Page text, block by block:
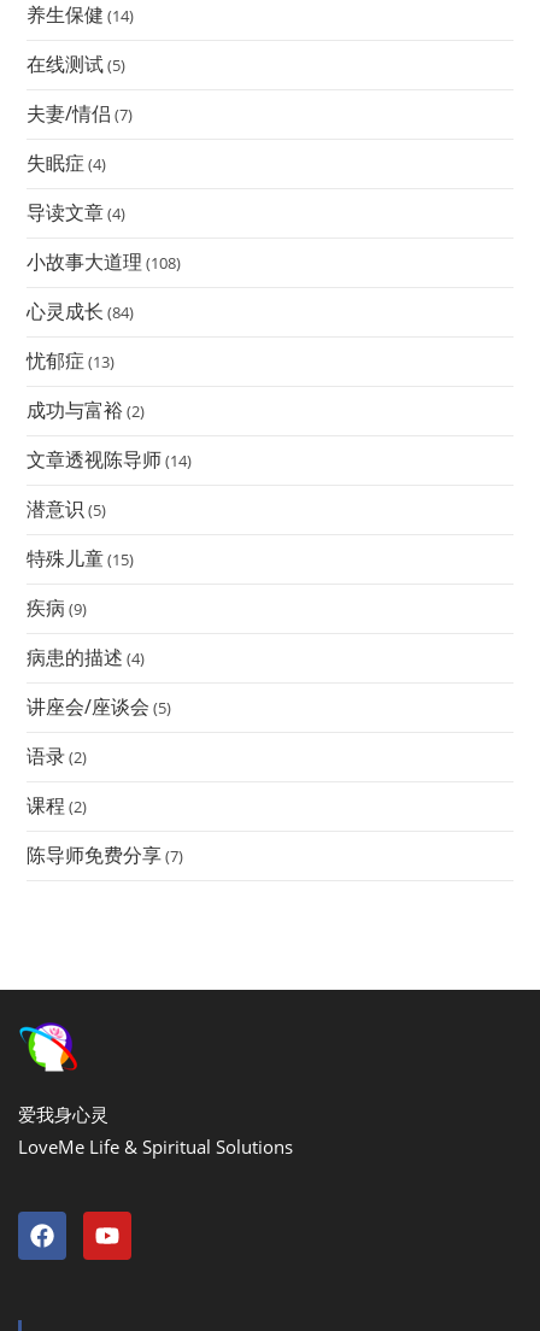
养生保健 (14)
在线测试(5)
夫妻/情侣 (7)
失眠症 (4)
导读文章(4)
小故事大道理 (108)
心灵成长 (84)
忧郁症 (13)
成功与富裕(2)
文章透视陈导师(14)
潜意识 (5)
特殊儿童(15)
疾病 (9)
病患的描述 (4)
讲座会/座谈会 (5)
语录(2)
课程 (2)
陈导师免费分享(7)
爱我身心灵
LoveMe Life & Spiritual Solutions